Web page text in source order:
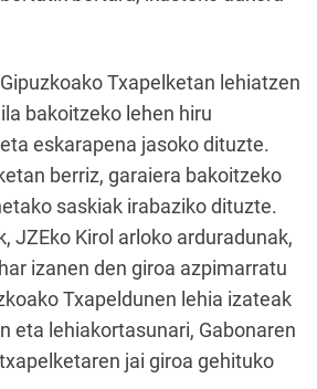
Txapelketan lehiatzen
bakoitzeko lehen hiru
eskarapena jasoko dituzte.
berriz, garaiera bakoitzeko
saskiak irabaziko dituzte.
JZEko Kirol arloko arduradunak,
izanen den giroa azpimarratu
Txapeldunen lehia izateak
eta lehiakortasunari, Gabonaren
jai giroa gehituko